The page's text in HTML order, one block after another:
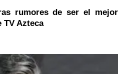
rumores de ser el mejor
TV Azteca